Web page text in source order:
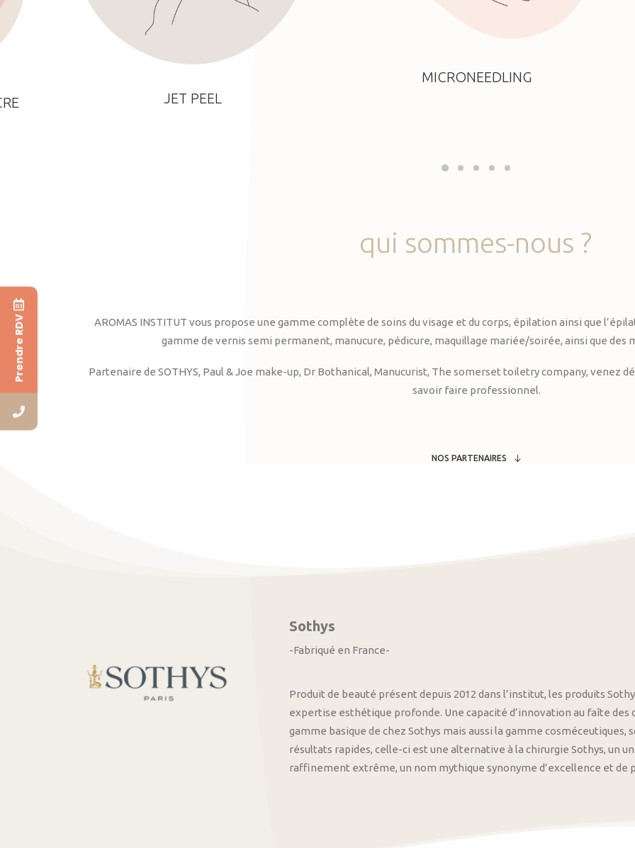
JET PEEL
MICRONEEDLING
qui sommes-nous ?
AROMAS INSTITUT vous propose une gamme complète de soins du visage et du corps, épilation ainsi que
gamme de vernis semi permanent, manucure, pédicure, maquillage mariée/soirée, ainsi que des
Partenaire de SOTHYS, Paul & Joe make-up, Dr Bothanical, Manucurist, The somerset toiletry company, venez
savoir faire professionnel.
NOS PARTENAIRES
Sothys
-Fabriqué en France-
Produit de beauté présent depuis 2012 dans l’institut, les produits
expertise esthétique profonde. Une capacité d’innovation au faîte
gamme basique de chez Sothys mais aussi la gamme
résultats rapides, celle-ci est une alternative à la chirurgie Sothys, un
raffinement extrême, un nom mythique synonyme d’excellence et de
Prendre RDV